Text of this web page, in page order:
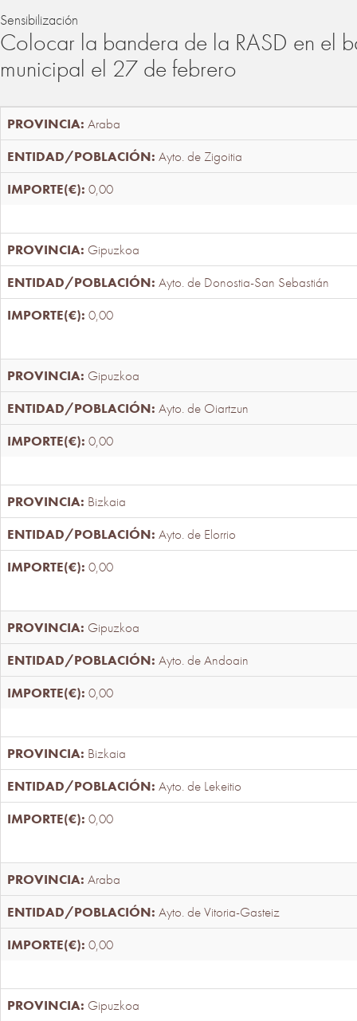
Sensibilización
Colocar la bandera de la RASD en el
municipal el 27 de febrero
Araba
Ayto. de Zigoitia
0,00
Gipuzkoa
Ayto. de Donostia-San Sebastián
0,00
Gipuzkoa
Ayto. de Oiartzun
0,00
Bizkaia
Ayto. de Elorrio
0,00
Gipuzkoa
Ayto. de Andoain
0,00
Bizkaia
Ayto. de Lekeitio
0,00
Araba
Ayto. de Vitoria-Gasteiz
0,00
Gipuzkoa